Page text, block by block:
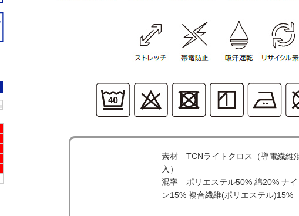
素材 TCNライトクロス（導電繊維
入）
混率 ポリエステル50% 綿20% ナイ
ン15% 複合繊維(ポリエステル)15%